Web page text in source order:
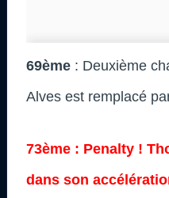
69ème : Deuxième
Alves est remplacé
73ème : Penalty !
dans son